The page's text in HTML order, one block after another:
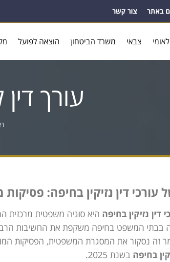
באתר צור קשר
צבאי משרד הביטחון הוצאה לפועל
עורך דין
דין נזיקין בחיפה: פסיקות
נזיקין בחיפה היא סוגיה משפטית מרכזית
המשפט בחיפה משקפת את החשיבות
זה נסקור את המסגרת המשפטית, הפסיקות
בחיפה בשנת 2025.